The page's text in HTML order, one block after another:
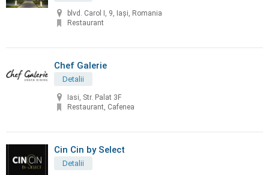
blvd. Carol I, 9, Iași, Romania
Restaurant
Chef Galerie
Detalii
Iasi, Str. Palat 3F
Restaurant, Cafenea
Cin Cin by Select
Detalii